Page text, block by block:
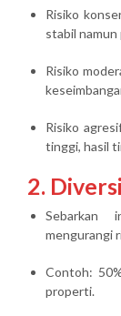
Risiko
stabil
Risiko
Risiko
tinggi, hasil
2.
Sebarkan
mengurangi
Contoh:
properti.